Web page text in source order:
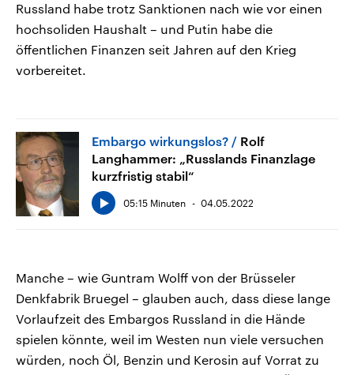
Russland habe trotz Sanktionen nach wie vor einen
hochsoliden Haushalt – und Putin habe die
öffentlichen Finanzen seit Jahren auf den Krieg
vorbereitet.
Embargo wirkungslos?
Rolf
Langhammer: „Russlands Finanzlage
kurzfristig stabil“
05:15 Minuten 04.05.2022
Manche – wie Guntram Wolff von der Brüsseler
Denkfabrik Bruegel – glauben auch, dass diese lange
Vorlaufzeit des Embargos Russland in die Hände
spielen könnte, weil im Westen nun viele versuchen
würden, noch Öl, Benzin und Kerosin auf Vorrat zu